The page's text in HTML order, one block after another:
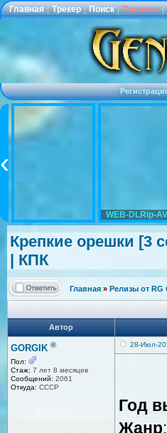
Главная | Трекер | Поиск | Правила |
WEB-DLRip-
Крепкие орешки [3
| КПК
Главная » Релизы от RG
Автор
GORGIK ®
Пол:
Стаж: 7 лет 8 месяцев
Сообщений: 2061
Откуда: СССР
28-Июл-
Год
Жанр